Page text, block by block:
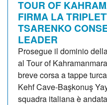
TOUR OF
FIRMA LA
TSARENKO
LEADER
Prosegue il dominio
al Tour of
breve corsa a tappe
Kehf Cave-Başkonuş
squadra italiana è